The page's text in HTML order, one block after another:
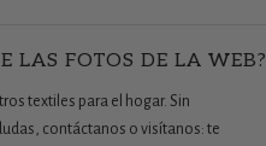
LAS FOTOS DE LA WEB?
textiles para el hogar. Sin
contáctanos o visítanos: te